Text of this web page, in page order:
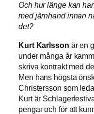
Och hur länge kan
med järnhand innan
det?
Kurt Karlsson är en
under många år
skriva kontrakt med
Men hans högsta
Christersson som
Kurt är
pengar och för att